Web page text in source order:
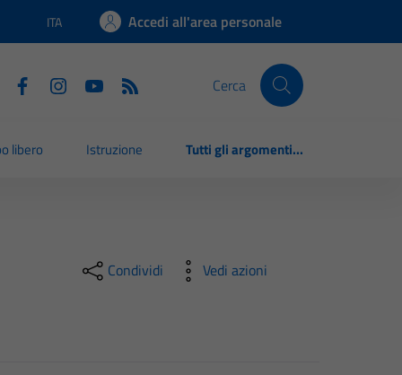
Lingua attiva:
ITA Accedi all'area personale
Cerca
libero Istruzione Tutti gli argomenti...
Condividi Vedi azioni